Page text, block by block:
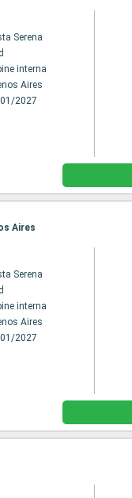
Serena
interna
Aires
2027
Aires
Serena
interna
Aires
2027